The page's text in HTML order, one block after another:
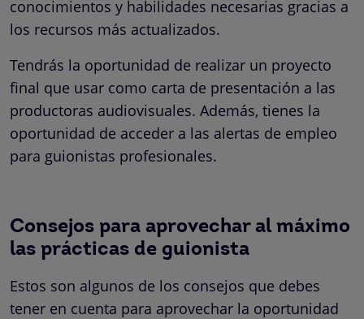
conocimientos y habilidades necesarias gracias a
los recursos más actualizados.
Tendrás la oportunidad de realizar un proyecto
final que usar como carta de presentación a las
productoras audiovisuales. Además, tienes la
oportunidad de acceder a las alertas de empleo
para guionistas profesionales.
Consejos para aprovechar al máximo
las prácticas de guionista
Estos son algunos de los consejos que debes
tener en cuenta para aprovechar la oportunidad